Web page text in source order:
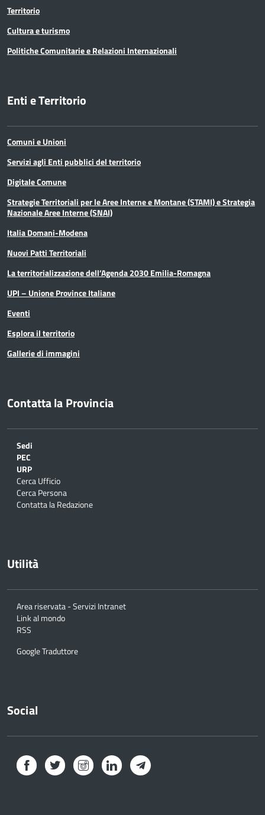
Territorio
Cultura e turismo
Politiche Comunitarie e Relazioni Internazionali
Enti e Territorio
Comuni e Unioni
Servizi agli Enti pubblici del territorio
Digitale Comune
Strategie Territoriali per le Aree Interne e Montane (STAMI) e Strategia
Nazionale Aree Interne (SNAI)
Italia Domani-Modena
Nuovi Patti Territoriali
La territorializzazione dell’Agenda 2030 Emilia-Romagna
UPI – Unione Province Italiane
Eventi
Esplora il territorio
Gallerie di immagini
Contatta la Provincia
Sedi
PEC
URP
Cerca Ufficio
Cerca Persona
Contatta la Redazione
Utilità
Area riservata - Servizi Intranet
Link al mondo
RSS
Google Traduttore
Social
Facebook Twitter InstagramLinkedInTelegram